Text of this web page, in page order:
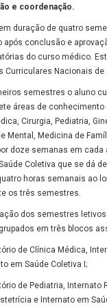
e coordenação.
duração de quatro
após conclusão e
do curso médico.
Curriculares Nacionais de
semestres o aluno
áreas de conhecimento
Cirurgia, Pediatria,
Mental, Medicina de
doze semanas em cada
Coletiva que se dá
horas semanais ao
os três semestres.
dos semestres
em três blocos
de Clínica Médica,
em Saúde Coletiva I;
de Pediatria, Internato
e Internato em